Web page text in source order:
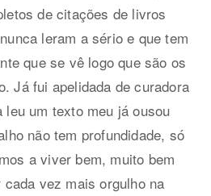
de citações de livros
leram a sério e que tem
que se vê logo que são os
Já fui apelidada de curadora
leu um texto meu já ousou
não tem profundidade, só
a viver bem, muito bem
vez mais orgulho na